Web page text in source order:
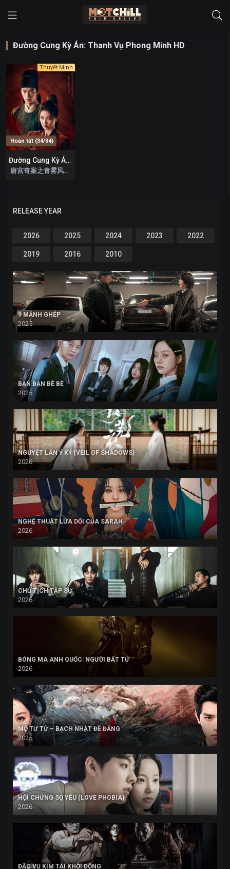
Đường Cung Kỳ Án: Thanh Vụ Phong Minh HD
Hoàn tất (34/34)
9.7
Thuyết Minh
Đường Cung Kỳ Án: Thanh Vụ Phong Minh
唐宫奇案之青雾风鸣 2026
RELEASE YEAR
2026 2025 2024 2023 2022
2019 2016 2010
9 MẢNH GHÉP
2025
BẠN BẠN BÈ BÈ
2025
NGUYỆT LÂN Ỷ KỶ (VEIL OF SHADOWS)
2026
NGHỆ THUẬT LỪA DỐI CỦA SARAH
2026
CHỦ TỊCH TẬP SỰ
2026
BÓNG MA ANH QUỐC: NGƯỜI BẤT TỬ
2026
MỘ TƯ TỪ – BẠCH NHẬT ĐỀ ĐĂNG
2025
HỘI CHỨNG SỢ YÊU (LOVE PHOBIA)
2026
ĐẶC VỤ KIM TÁI KHỞI ĐỘNG